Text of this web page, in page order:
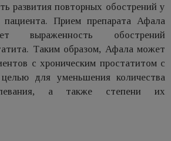
развития повторных обострений у
Прием препарата Афала
выраженность обострений
Таким образом, Афала может
с хроническим простатитом с
для уменьшения количества
а также степени их